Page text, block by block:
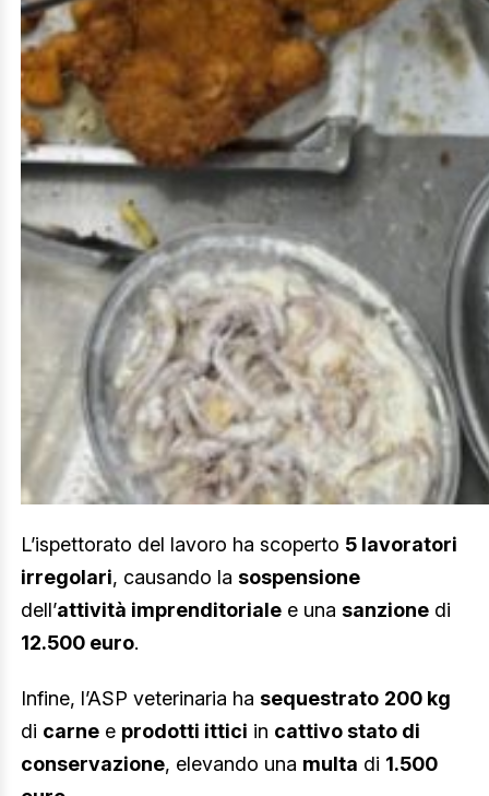
L’ispettorato del lavoro ha scoperto 5 lavoratori
irregolari, causando la sospensione
dell’attività imprenditoriale e una sanzione di
12.500 euro.
Infine, l’ASP veterinaria ha sequestrato 200 kg
di carne e prodotti ittici in cattivo stato di
conservazione, elevando una multa di 1.500